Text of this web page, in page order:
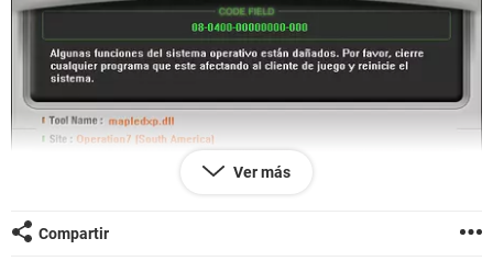
podido resolver el error: 08-0400-00000000-000 que debo
Ver más
Compartir